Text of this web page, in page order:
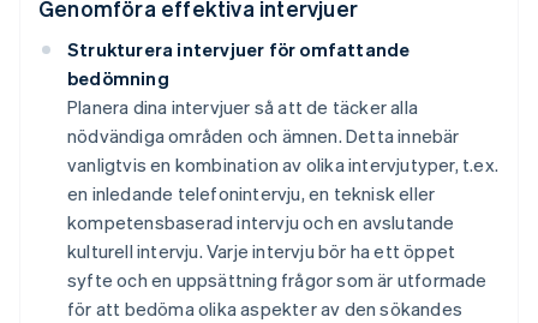
Genomföra effektiva intervjuer
Strukturera intervjuer för omfattande
bedömning
Planera dina intervjuer så att de täcker alla
nödvändiga områden och ämnen. Detta innebär
vanligtvis en kombination av olika intervjutyper, t.ex.
en inledande telefonintervju, en teknisk eller
kompetensbaserad intervju och en avslutande
kulturell intervju. Varje intervju bör ha ett öppet
syfte och en uppsättning frågor som är utformade
för att bedöma olika aspekter av den sökandes